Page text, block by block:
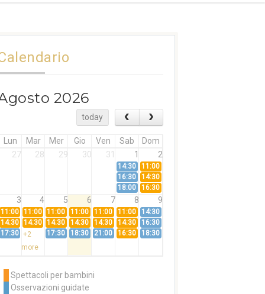
2026
today
Lun Mar Mer Gio Ven Sab
Dom
27
28 29 30 31 1 2
14:30
11:00
16:30
14:30
18:00
16:30
3 4 5 6 7 8 9
11:00 11:00 11:00 11:00 11:00 11:00
14:30
14:30 14:30 14:30 14:30 14:30 14:30
16:30
17:30 +2
more
17:30 18:30 21:00 16:30 18:30
11:00
14:30
Spettacoli per bambini
Osservazioni guidate